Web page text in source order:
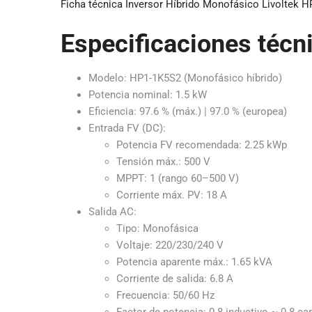
Ficha técnica Inversor Híbrido Monofásico Livoltek
Especificaciones
Modelo: HP1-1K5S2 (Monofásico híbrido)
Potencia nominal: 1.5 kW
Eficiencia: 97.6 % (máx.) | 97.0 % (europea)
Entrada FV (DC):
Potencia FV recomendada: 2.25 kWp
Tensión máx.: 500 V
MPPT: 1 (rango 60–500 V)
Corriente máx. PV: 18 A
Salida AC:
Tipo: Monofásica
Voltaje: 220/230/240 V
Potencia aparente máx.: 1.65 kVA
Corriente de salida: 6.8 A
Frecuencia: 50/60 Hz